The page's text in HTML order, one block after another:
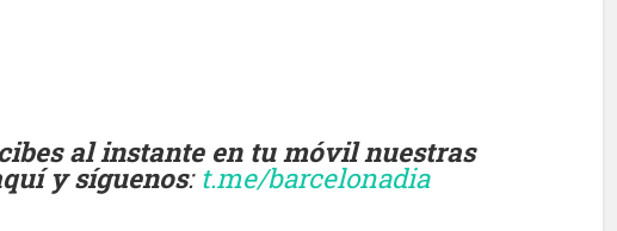
al instante en tu móvil nuestras
y síguenos: t.me/barcelonadia